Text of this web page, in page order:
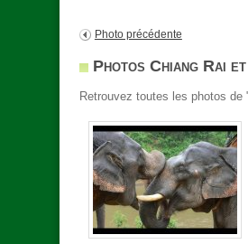
Photo précédente
Photos Chiang Rai
Retrouvez toutes les photos de